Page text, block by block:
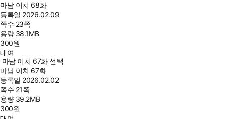
마남 이치 68화
등록일 2026.02.09
쪽수 23쪽
용량 38.1MB
300원
대여
마남 이치 67화 선택
마남 이치 67화
등록일 2026.02.02
쪽수 21쪽
용량 39.2MB
300원